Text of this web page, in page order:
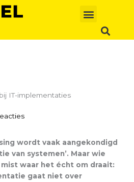
IT-implementaties
wordt vaak aangekondigd
van systemen’. Maar wie
waar het écht om draait:
gaat niet over